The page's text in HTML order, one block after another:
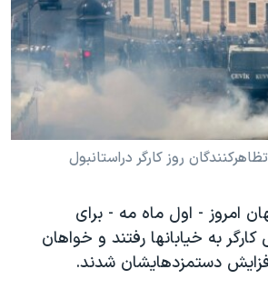
آمریکا ۲۰۲۴
به اسرائیل
روز کارگر دراستانبول
امروز - اول ماه مه - برای
به خیابانها رفتند و خواهان
دستمزدهایشان شدند.